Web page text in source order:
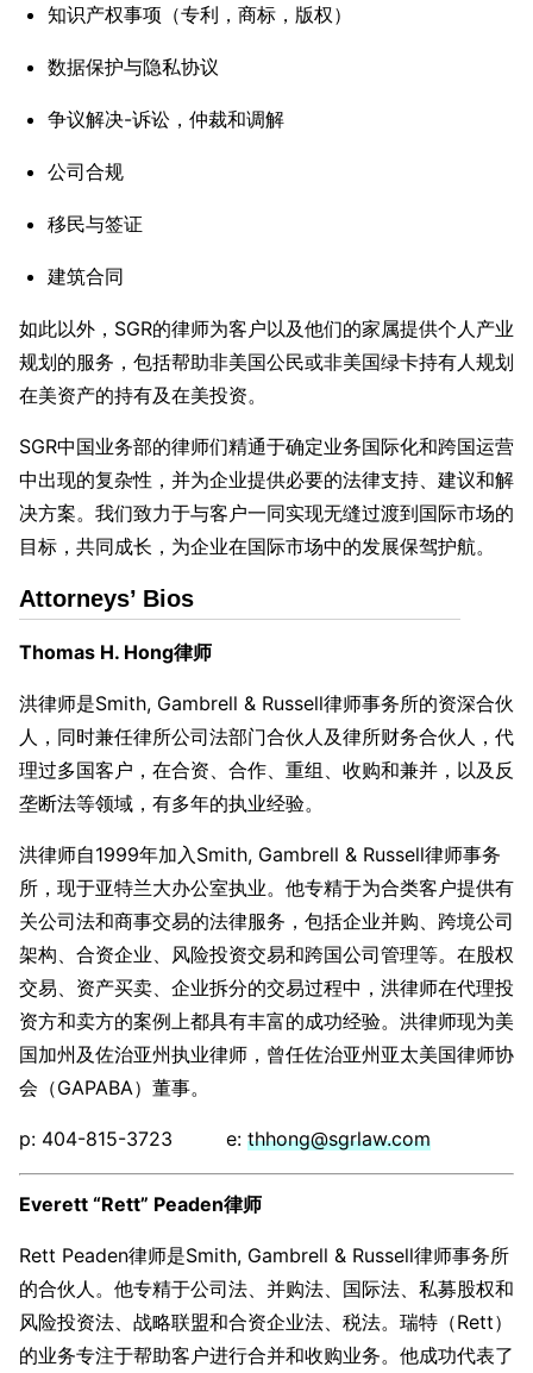
知识产权事项（专利，商标，版权）
数据保护与隐私协议
争议解决-诉讼，仲裁和调解
公司合规
移民与签证
建筑合同
如此以外，SGR的律师为客户以及他们的家属提供个人产业
规划的服务，包括帮助非美国公民或非美国绿卡持有人规划
在美资产的持有及在美投资。
SGR中国业务部的律师们精通于确定业务国际化和跨国运营
中出现的复杂性，并为企业提供必要的法律支持、建议和解
决方案。我们致力于与客户一同实现无缝过渡到国际市场的
目标，共同成长，为企业在国际市场中的发展保驾护航。
Attorneys’ Bios
Thomas H. Hong律师
洪律师是Smith, Gambrell & Russell律师事务所的资深合伙
人，同时兼任律所公司法部门合伙人及律所财务合伙人，代
理过多国客户，在合资、合作、重组、收购和兼并，以及反
垄断法等领域，有多年的执业经验。
洪律师自1999年加入Smith, Gambrell & Russell律师事务
所，现于亚特兰大办公室执业。他专精于为合类客户提供有
关公司法和商事交易的法律服务，包括企业并购、跨境公司
架构、合资企业、风险投资交易和跨国公司管理等。在股权
交易、资产买卖、企业拆分的交易过程中，洪律师在代理投
资方和卖方的案例上都具有丰富的成功经验。洪律师现为美
国加州及佐治亚州执业律师，曾任佐治亚州亚太美国律师协
会（GAPABA）董事。
p: 404-815-3723 e: thhong@sgrlaw.com
Everett “Rett” Peaden律师
Rett Peaden律师是Smith, Gambrell & Russell律师事务所
的合伙人。他专精于公司法、并购法、国际法、私募股权和
风险投资法、战略联盟和合资企业法、税法。瑞特（Rett）
的业务专注于帮助客户进行合并和收购业务。他成功代表了